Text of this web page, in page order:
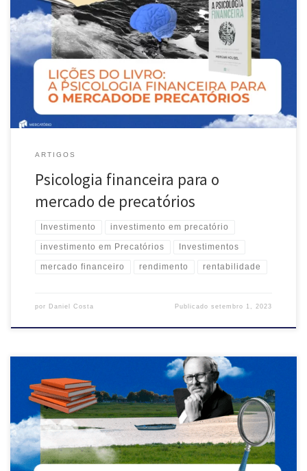
Compreender a complexidade dos nossos próprios comportamentos
financeiros pode ser um desafio monumental, no entanto, é um
passo crucial no caminho para o sucesso financeiro. Neste contexto,
o aclamado livro “A Psicologia Financeira: Lições Atemporais sobre
Fortuna, Ganância e Felicidade” de Morgan Housel, autor conhecido
por seu trabalho no Wall […]
ARTIGOS
Psicologia financeira para o
mercado de precatórios
Investimento investimento em precatório
investimento em Precatórios Investimentos
mercado financeiro rendimento rentabilidade
por Daniel Costa Publicadosetembro 1, 2023
Em um universo repleto de opções de investimento, encontrar o ativo
certo que ofereça um bom retorno ajustado ao risco pode parecer
uma tarefa difícil. Graças ao Índice de Sharpe, podemos comparar
diversos investimentos considerando retorno esperado e risco. Neste
artigo, vamos explorar um tipo de investimento que tem chamado